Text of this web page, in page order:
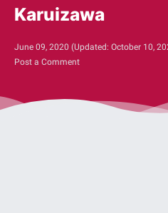
Karuizawa
June 09, 2020 (Updated: October 10,
Post a Comment